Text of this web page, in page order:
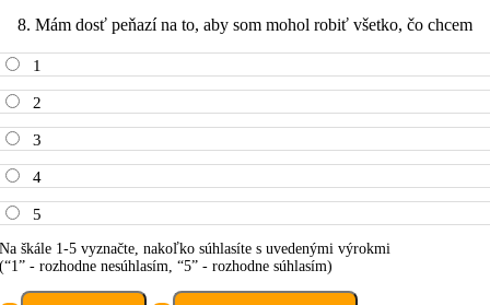
8. Mám dosť peňazí na to, aby som mohol robiť všetko, čo chcem
1
2
3
4
5
Na škále 1-5 vyznačte, nakoľko súhlasíte s uvedenými výrokmi
(“1” - rozhodne nesúhlasím, “5” - rozhodne súhlasím)